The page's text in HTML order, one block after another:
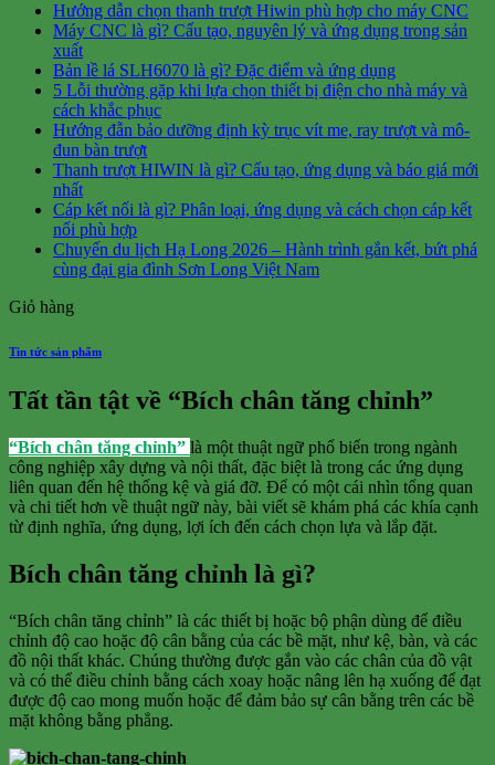
Hướng dẫn chọn thanh trượt Hiwin phù hợp cho máy CNC
Máy CNC là gì? Cấu tạo, nguyên lý và ứng dụng trong sản
xuất
Bản lề lá SLH6070 là gì? Đặc điểm và ứng dụng
5 Lỗi thường gặp khi lựa chọn thiết bị điện cho nhà máy và
cách khắc phục
Hướng đẫn bảo dưỡng định kỳ trục vít me, ray trượt và mô-
đun bàn trượt
Thanh trượt HIWIN là gì? Cấu tạo, ứng dụng và báo giá mới
nhất
Cáp kết nối là gì? Phân loại, ứng dụng và cách chọn cáp kết
nối phù hợp
Chuyến du lịch Hạ Long 2026 – Hành trình gắn kết, bứt phá
cùng đại gia đình Sơn Long Việt Nam
Giỏ hàng
Tin tức sản phẩm
Tất tần tật về “Bích chân tăng chỉnh”
“Bích chân tăng chỉnh” là một thuật ngữ phổ biến trong ngành
công nghiệp xây dựng và nội thất, đặc biệt là trong các ứng dụng
liên quan đến hệ thống kệ và giá đỡ. Để có một cái nhìn tổng quan
và chi tiết hơn về thuật ngữ này, bài viết sẽ khám phá các khía cạnh
từ định nghĩa, ứng dụng, lợi ích đến cách chọn lựa và lắp đặt.
Bích chân tăng chỉnh là gì?
“Bích chân tăng chỉnh” là các thiết bị hoặc bộ phận dùng để điều
chỉnh độ cao hoặc độ cân bằng của các bề mặt, như kệ, bàn, và các
đồ nội thất khác. Chúng thường được gắn vào các chân của đồ vật
và có thể điều chỉnh bằng cách xoay hoặc nâng lên hạ xuống để đạt
được độ cao mong muốn hoặc để đảm bảo sự cân bằng trên các bề
mặt không bằng phẳng.